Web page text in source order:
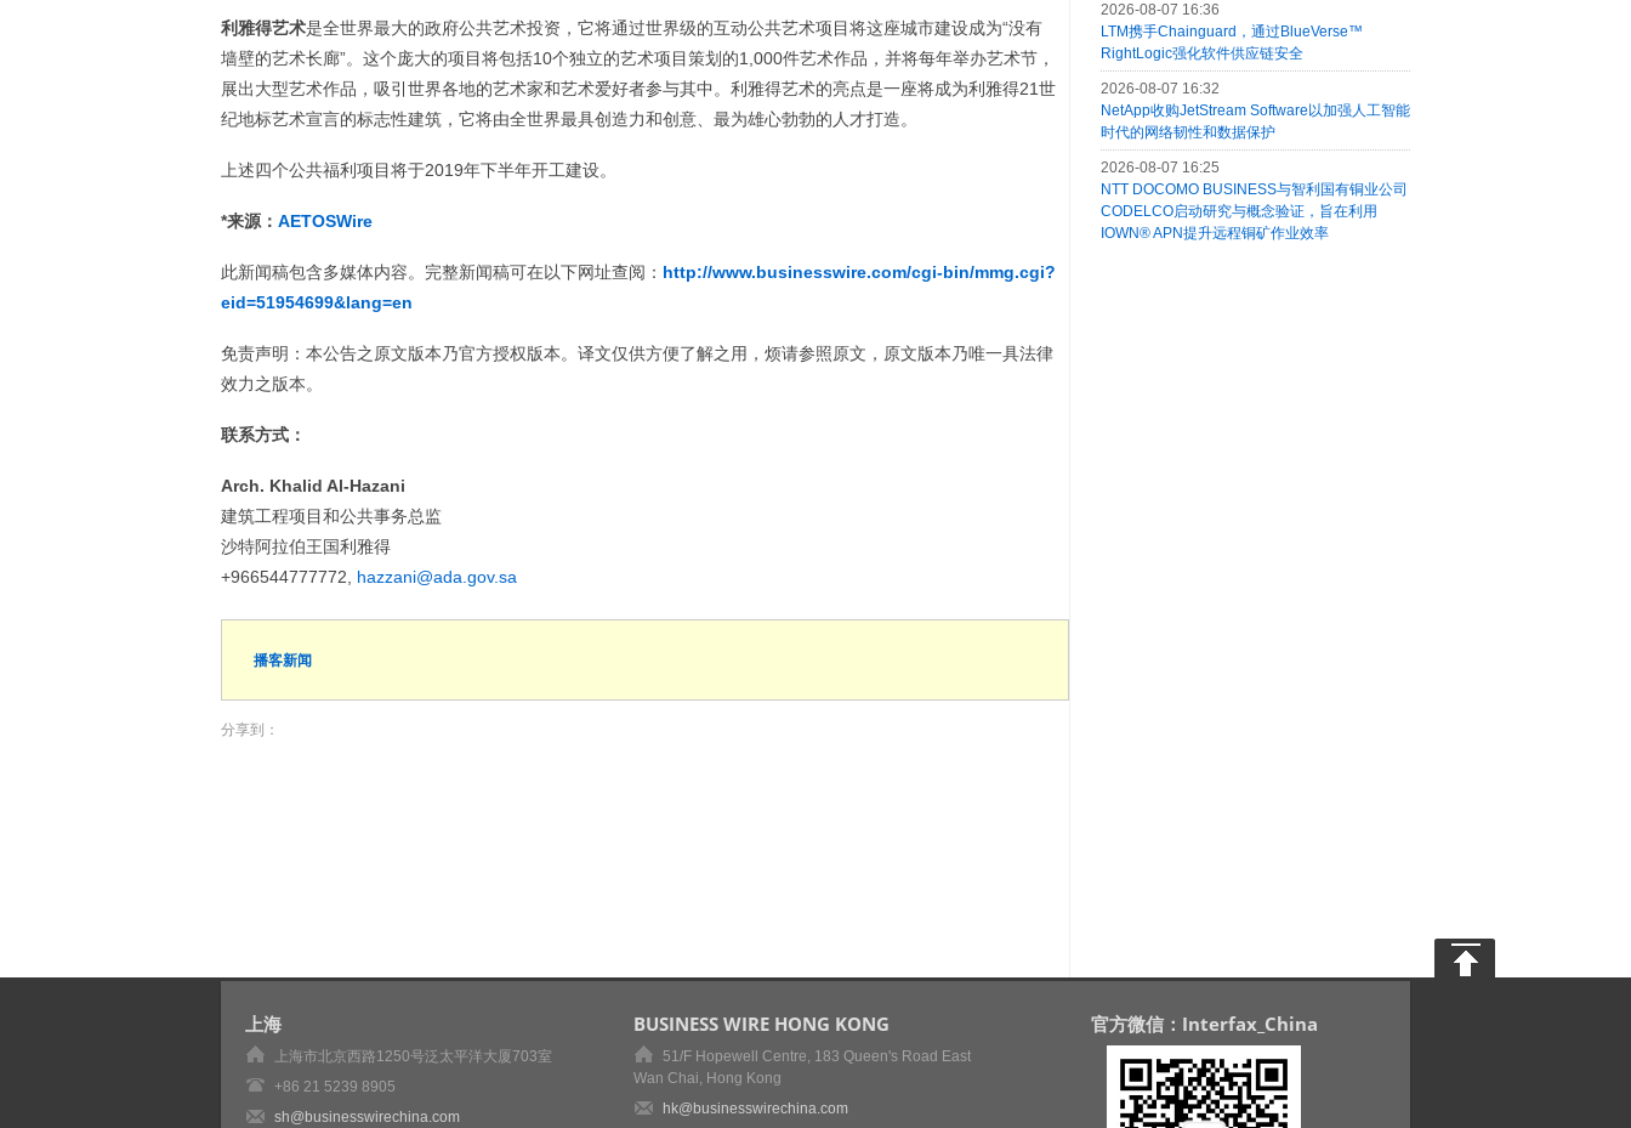
利雅得艺术是全世界最大的政府公共艺术投资，它将通过世界级的互动公共艺术项目将这座城市建设成为“没有
墙壁的艺术长廊”。这个庞大的项目将包括10个独立的艺术项目策划的1,000件艺术作品，并将每年举办艺术节，
展出大型艺术作品，吸引世界各地的艺术家和艺术爱好者参与其中。利雅得艺术的亮点是一座将成为利雅得21世
纪地标艺术宣言的标志性建筑，它将由全世界最具创造力和创意、最为雄心勃勃的人才打造。
上述四个公共福利项目将于2019年下半年开工建设。
*来源： AETOSWire
此新闻稿包含多媒体内容。完整新闻稿可在以下网址查阅： http://www.businesswire.com/cgi-bin/mmg.cgi?
eid=51954699&lang=en
免责声明：本公告之原文版本乃官方授权版本。译文仅供方便了解之用，烦请参照原文，原文版本乃唯一具法律
效力之版本。
联系方式：
Arch. Khalid Al-Hazani
建筑工程项目和公共事务总监
沙特阿拉伯王国利雅得
+966544777772, hazzani@ada.gov.sa
播客新闻
分享到：
2026-08-07 16:36
LTM携手Chainguard，通过BlueVerse™
RightLogic强化软件供应链安全
2026-08-07 16:32
NetApp收购JetStream Software以加强人工智能
时代的网络韧性和数据保护
2026-08-07 16:25
NTT DOCOMO BUSINESS与智利国有铜业公司
CODELCO启动研究与概念验证，旨在利用
IOWN® APN提升远程铜矿作业效率
上海
上海市北京西路1250号泛太平洋大厦703室
+86 21 5239 8905
sh@businesswirechina.com
BUSINESS WIRE HONG KONG
51/F Hopewell Centre, 183 Queen's Road East
Wan Chai, Hong Kong
hk@businesswirechina.com
官方微信：Interfax_China